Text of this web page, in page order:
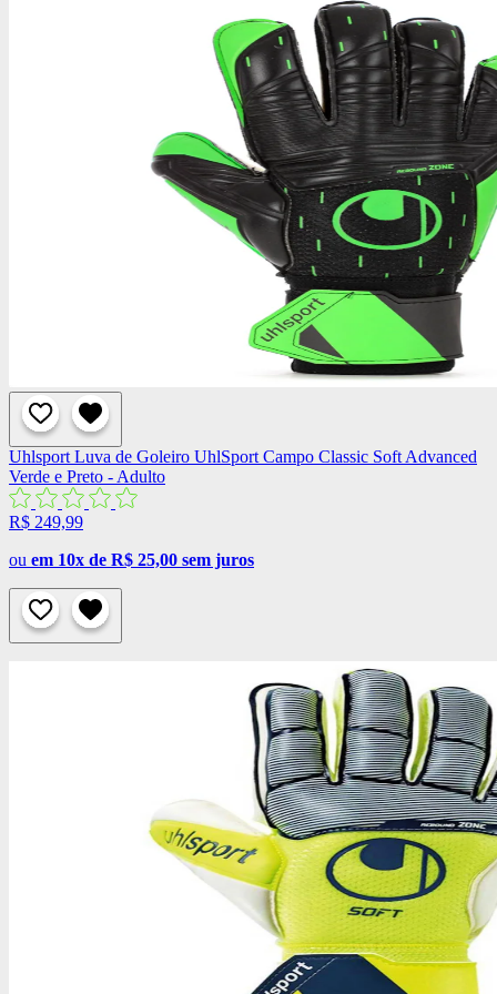
Uhlsport Luva de Goleiro UhlSport Campo Classic Soft Advanced
Verde e Preto - Adulto
R$ 249,99
ou em 10x de R$ 25,00 sem juros